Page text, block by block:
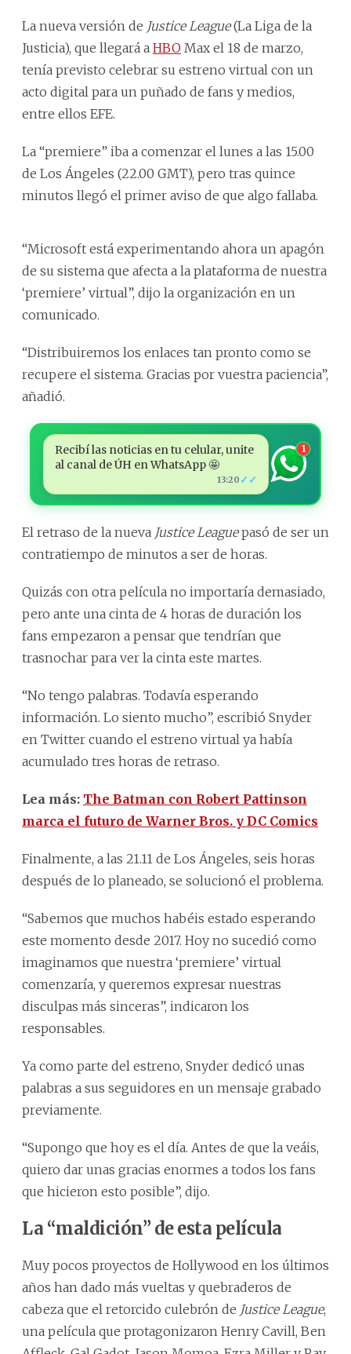
La nueva versión de Justice League(La Liga de la
Justicia), que llegará a HBO Max el 18 de marzo,
tenía previsto celebrar su estreno virtual con un
acto digital para un puñado de fans y medios,
entre ellos EFE.
La “premiere” iba a comenzar el lunes a las 15.00
de Los Ángeles (22.00 GMT), pero tras quince
minutos llegó el primer aviso de que algo fallaba.
“Microsoft está experimentando ahora un apagón
de su sistema que afecta a la plataforma de nuestra
‘premiere’ virtual”, dijo la organización en un
comunicado.
“Distribuiremos los enlaces tan pronto como se
recupere el sistema. Gracias por vuestra paciencia”,
añadió.
Recibí las noticias en tu celular, unite
al canal de ÚH en WhatsApp 🤩
13:20 ✓✓
1
El retraso de la nueva Justice Leaguepasó de ser un
contratiempo de minutos a ser de horas.
Quizás con otra película no importaría demasiado,
pero ante una cinta de 4 horas de duración los
fans empezaron a pensar que tendrían que
trasnochar para ver la cinta este martes.
“No tengo palabras. Todavía esperando
información. Lo siento mucho”, escribió Snyder
en Twitter cuando el estreno virtual ya había
acumulado tres horas de retraso.
Lea más: The Batman con Robert Pattinson
marca el futuro de Warner Bros. y DC Comics
Finalmente, a las 21.11 de Los Ángeles, seis horas
después de lo planeado, se solucionó el problema.
“Sabemos que muchos habéis estado esperando
este momento desde 2017. Hoy no sucedió como
imaginamos que nuestra ‘premiere’ virtual
comenzaría, y queremos expresar nuestras
disculpas más sinceras”, indicaron los
responsables.
Ya como parte del estreno, Snyder dedicó unas
palabras a sus seguidores en un mensaje grabado
previamente.
“Supongo que hoy es el día. Antes de que la veáis,
quiero dar unas gracias enormes a todos los fans
que hicieron esto posible”, dijo.
La “maldición” de esta película
Muy pocos proyectos de Hollywood en los últimos
años han dado más vueltas y quebraderos de
cabeza que el retorcido culebrón de Justice League,
una película que protagonizaron Henry Cavill, Ben